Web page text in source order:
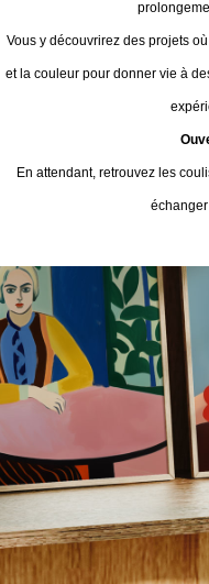
Vous y découvrirez des projets
et la couleur pour donner vie à
En attendant, retrouvez les